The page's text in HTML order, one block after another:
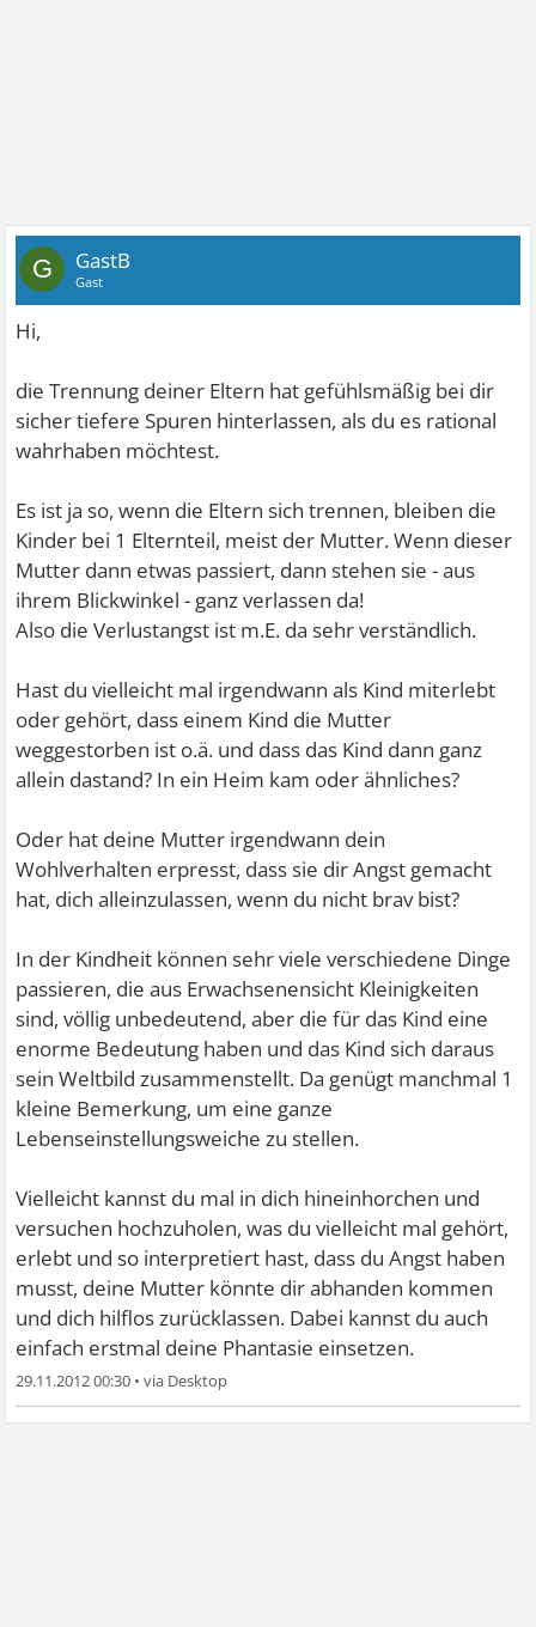
G GastB
Gast
Hi,
die Trennung deiner Eltern hat gefühlsmäßig bei dir
sicher tiefere Spuren hinterlassen, als du es rational
wahrhaben möchtest.
Es ist ja so, wenn die Eltern sich trennen, bleiben die
Kinder bei 1 Elternteil, meist der Mutter. Wenn dieser
Mutter dann etwas passiert, dann stehen sie - aus
ihrem Blickwinkel - ganz verlassen da!
Also die Verlustangst ist m.E. da sehr verständlich.
Hast du vielleicht mal irgendwann als Kind miterlebt
oder gehört, dass einem Kind die Mutter
weggestorben ist o.ä. und dass das Kind dann ganz
allein dastand? In ein Heim kam oder ähnliches?
Oder hat deine Mutter irgendwann dein
Wohlverhalten erpresst, dass sie dir Angst gemacht
hat, dich alleinzulassen, wenn du nicht brav bist?
In der Kindheit können sehr viele verschiedene Dinge
passieren, die aus Erwachsenensicht Kleinigkeiten
sind, völlig unbedeutend, aber die für das Kind eine
enorme Bedeutung haben und das Kind sich daraus
sein Weltbild zusammenstellt. Da genügt manchmal 1
kleine Bemerkung, um eine ganze
Lebenseinstellungsweiche zu stellen.
Vielleicht kannst du mal in dich hineinhorchen und
versuchen hochzuholen, was du vielleicht mal gehört,
erlebt und so interpretiert hast, dass du Angst haben
musst, deine Mutter könnte dir abhanden kommen
und dich hilflos zurücklassen. Dabei kannst du auch
einfach erstmal deine Phantasie einsetzen.
29.11.2012 00:30 •